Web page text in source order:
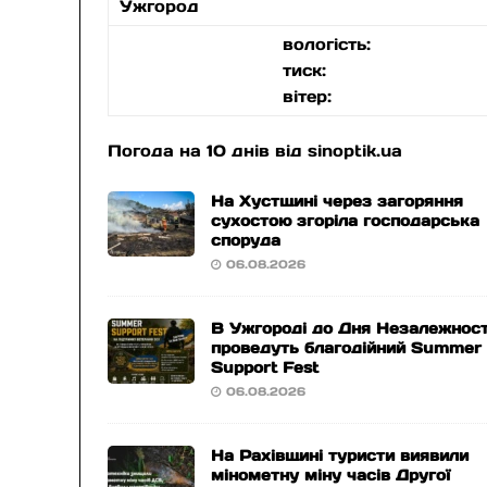
Ужгород
вологість:
тиск:
вітер:
Погода на 10 днів відsinoptik.ua
На Хустщині через загоряння
сухостою згоріла господарська
споруда
06.08.2026
В Ужгороді до Дня
проведуть благодійний Summer
Support Fest
06.08.2026
На Рахівщині туристи виявили
мінометну міну часів Другої